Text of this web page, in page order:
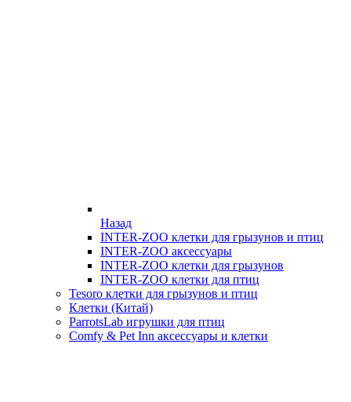
Назад
INTER-ZOO клетки для грызунов и птиц
INTER-ZOO аксессуары
INTER-ZOO клетки для грызунов
INTER-ZOO клетки для птиц
Tesoro клетки для грызунов и птиц
Клетки (Китай)
ParrotsLab игрушки для птиц
Comfy & Pet Inn аксессуары и клетки